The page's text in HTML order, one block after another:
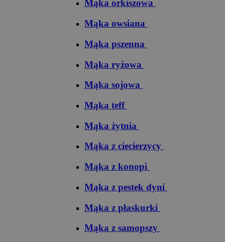
Mąka orkiszowa
Mąka owsiana
Mąka pszenna
Mąka ryżowa
Mąka sojowa
Mąka teff
Mąka żytnia
Mąka z ciecierzycy
Mąka z konopi
Mąka z pestek dyni
Mąka z płaskurki
Mąka z samopszy